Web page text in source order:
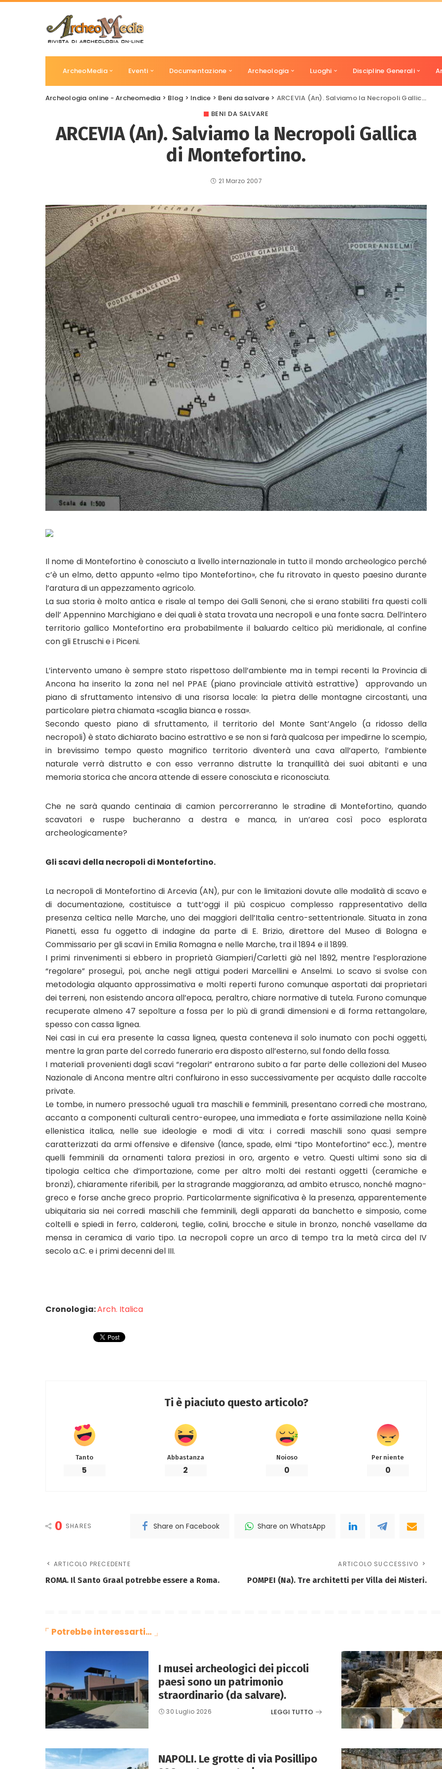
ArcheoMedia Eventi Documentazione Archeologia Luoghi Discipline Generali
Archeologia online - Archeomedia > Blog > Indice > Beni da salvare> ARCEVIA (An). Salviamo la Necropoli Gallica di Montefortino.
BENI DA SALVARE
ARCEVIA (An). Salviamo la Necropoli Gallica
di Montefortino.
21 Marzo 2007
Il nome di Montefortino è conosciuto a livello internazionale in tutto il mondo archeologico perché
c’è un elmo, detto appunto «elmo tipo Montefortino», che fu ritrovato in questo paesino durante
l’aratura di un appezzamento agricolo.
La sua storia è molto antica e risale al tempo dei Galli Senoni, che si erano stabiliti fra questi colli
dell’ Appennino Marchigiano e dei quali è stata trovata una necropoli e una fonte sacra. Dell’intero
territorio gallico Montefortino era probabilmente il baluardo celtico più meridionale, al confine
con gli Etruschi e i Piceni.
L’intervento umano è sempre stato rispettoso dell’ambiente ma in tempi recenti la Provincia di
Ancona ha inserito la zona nel nel PPAE (piano provinciale attività estrattive) approvando un
piano di sfruttamento intensivo di una risorsa locale: la pietra delle montagne circostanti, una
particolare pietra chiamata «scaglia bianca e rossa».
Secondo questo piano di sfruttamento, il territorio del Monte Sant’Angelo (a ridosso della
necropoli) è stato dichiarato bacino estrattivo e se non si farà qualcosa per impedirne lo scempio,
in brevissimo tempo questo magnifico territorio diventerà una cava all’aperto, l’ambiente
naturale verrà distrutto e con esso verranno distrutte la tranquillità dei suoi abitanti e una
memoria storica che ancora attende di essere conosciuta e riconosciuta.
Che ne sarà quando centinaia di camion percorreranno le stradine di Montefortino, quando
scavatori e ruspe bucheranno a destra e manca, in un’area così poco esplorata
archeologicamente?
Gli scavi della necropoli di Montefortino.
La necropoli di Montefortino di Arcevia (AN), pur con le limitazioni dovute alle modalità di scavo e
di documentazione, costituisce a tutt’oggi il più cospicuo complesso rappresentativo della
presenza celtica nelle Marche, uno dei maggiori dell’Italia centro-settentrionale. Situata in zona
Pianetti, essa fu oggetto di indagine da parte di E. Brizio, direttore del Museo di Bologna e
Commissario per gli scavi in Emilia Romagna e nelle Marche, tra il 1894 e il 1899.
I primi rinvenimenti si ebbero in proprietà Giampieri/Carletti già nel 1892, mentre l’esplorazione
“regolare” proseguì, poi, anche negli attigui poderi Marcellini e Anselmi. Lo scavo si svolse con
metodologia alquanto approssimativa e molti reperti furono comunque asportati dai proprietari
dei terreni, non esistendo ancora all’epoca, peraltro, chiare normative di tutela. Furono comunque
recuperate almeno 47 sepolture a fossa per lo più di grandi dimensioni e di forma rettangolare,
spesso con cassa lignea.
Nei casi in cui era presente la cassa lignea, questa conteneva il solo inumato con pochi oggetti,
mentre la gran parte del corredo funerario era disposto all’esterno, sul fondo della fossa.
I materiali provenienti dagli scavi “regolari” entrarono subito a far parte delle collezioni del Museo
Nazionale di Ancona mentre altri confluirono in esso successivamente per acquisto dalle raccolte
private.
Le tombe, in numero pressoché uguali tra maschili e femminili, presentano corredi che mostrano,
accanto a componenti culturali centro-europee, una immediata e forte assimilazione nella Koinè
ellenistica italica, nelle sue ideologie e modi di vita: i corredi maschili sono quasi sempre
caratterizzati da armi offensive e difensive (lance, spade, elmi “tipo Montefortino” ecc.), mentre
quelli femminili da ornamenti talora preziosi in oro, argento e vetro. Questi ultimi sono sia di
tipologia celtica che d’importazione, come per altro molti dei restanti oggetti (ceramiche e
bronzi), chiaramente riferibili, per la stragrande maggioranza, ad ambito etrusco, nonché magno-
greco e forse anche greco proprio. Particolarmente significativa è la presenza, apparentemente
ubiquitaria sia nei corredi maschili che femminili, degli apparati da banchetto e simposio, come
coltelli e spiedi in ferro, calderoni, teglie, colini, brocche e situle in bronzo, nonché vasellame da
mensa in ceramica di vario tipo. La necropoli copre un arco di tempo tra la metà circa del IV
secolo a.C. e i primi decenni del III.
Cronologia:Arch. Italica
Ti è piaciuto questo articolo?
Tanto
5
Abbastanza
2
Noioso
0
Per niente
0
0 SHARES Share on Facebook Share on WhatsApp
ARTICOLO PRECEDENTE
ROMA. Il Santo Graal potrebbe essere a Roma.
ARTICOLO SUCCESSIVO
POMPEI (Na). Tre architetti per Villa dei Misteri.
Potrebbe interessarti…
I musei archeologici dei piccoli
paesi sono un patrimonio
straordinario (da salvare).
30 Luglio 2026 LEGGI TUTTO
NAPOLI. Le grotte di via Posillipo